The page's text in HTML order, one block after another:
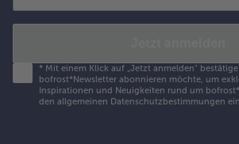
* Mit einem Klick auf „Jetzt anmelden"
bofrost*Newsletter abonnieren möchte, um
Inspirationen und Neuigkeiten rund um
den allgemeinen Datenschutzbestimmungen